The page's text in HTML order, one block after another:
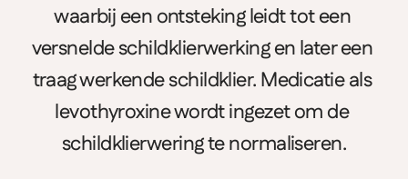
waarbij een ontsteking leidt tot een
versnelde schildklierwerking en later een
traag werkende schildklier. Medicatie als
levothyroxine wordt ingezet om de
schildklierwering te normaliseren.